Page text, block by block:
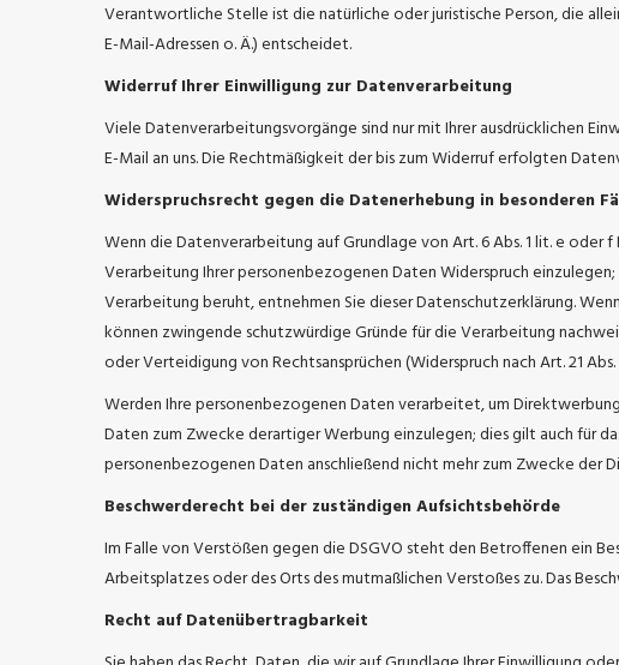
Verantwortliche Stelle ist die natürliche oder juristische Person, die
E-Mail-Adressen o. Ä.) entscheidet.
Widerruf Ihrer Einwilligung zur Datenverarbeitung
Viele Datenverarbeitungsvorgänge sind nur mit Ihrer ausdrücklichen
E-Mail an uns. Die Rechtmäßigkeit der bis zum Widerruf erfolgten
Widerspruchsrecht gegen die Datenerhebung in besonderen
Wenn die Datenverarbeitung auf Grundlage von Art. 6 Abs. 1 lit. e oder
Verarbeitung Ihrer personenbezogenen Daten Widerspruch
Verarbeitung beruht, entnehmen Sie dieser Datenschutzerklärung.
können zwingende schutzwürdige Gründe für die Verarbeitung
oder Verteidigung von Rechtsansprüchen (Widerspruch nach Art. 21 Abs.
Werden Ihre personenbezogenen Daten verarbeitet, um
Daten zum Zwecke derartiger Werbung einzulegen; dies gilt auch für
personenbezogenen Daten anschließend nicht mehr zum Zwecke der
Beschwerderecht bei der zuständigen Aufsichtsbehörde
Im Falle von Verstößen gegen die DSGVO steht den Betroffenen ein
Arbeitsplatzes oder des Orts des mutmaßlichen Verstoßes zu. Das
Recht auf Datenübertragbarkeit